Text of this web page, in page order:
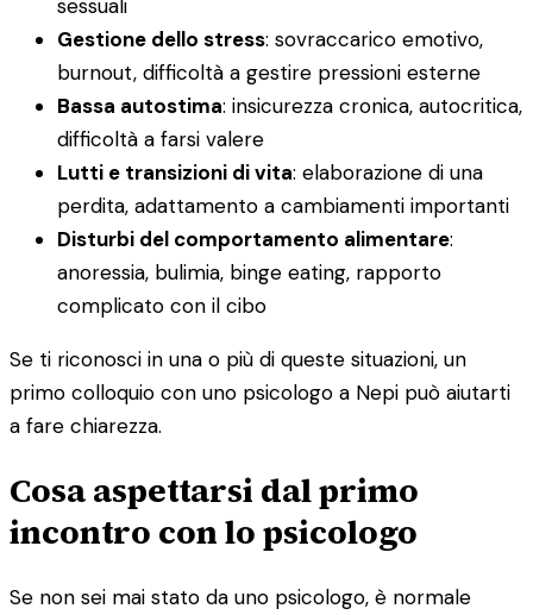
sessuali
Gestione dello stress: sovraccarico emotivo,
burnout, difficoltà a gestire pressioni esterne
Bassa autostima: insicurezza cronica, autocritica,
difficoltà a farsi valere
Lutti e transizioni di vita: elaborazione di una
perdita, adattamento a cambiamenti importanti
Disturbi del comportamento alimentare:
anoressia, bulimia, binge eating, rapporto
complicato con il cibo
Se ti riconosci in una o più di queste situazioni, un
primo colloquio con uno psicologo a Nepi può aiutarti
a fare chiarezza.
Cosa aspettarsi dal primo
incontro con lo psicologo
Se non sei mai stato da uno psicologo, è normale